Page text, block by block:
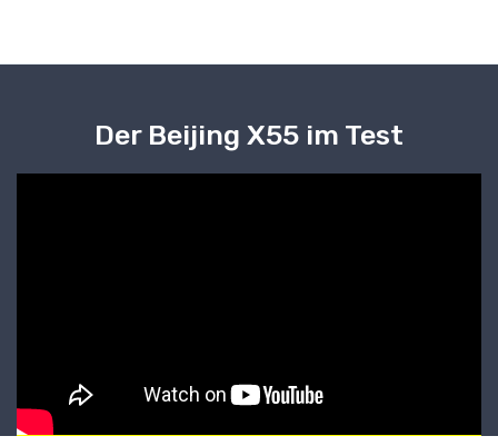
Der Beijing X55 im Test